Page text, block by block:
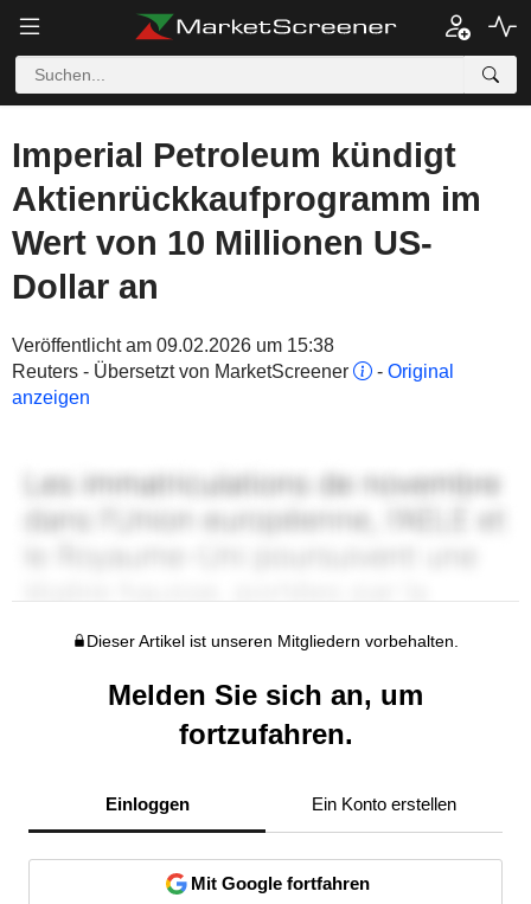
Imperial Petroleum kündigt
Aktienrückkaufprogramm im
Wert von 10 Millionen US-
Dollar an
Veröffentlicht am 09.02.2026 um 15:38
Reuters - Übersetzt von MarketScreener
- Original
anzeigen
Dieser Artikel ist unseren Mitgliedern vorbehalten.
Melden Sie sich an, um
fortzufahren.
Einloggen Ein Konto erstellen
Mit Google fortfahren